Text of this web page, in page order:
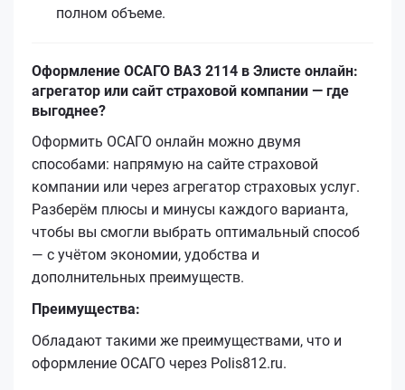
полном объеме.
Оформление ОСАГО ВАЗ 2114 в Элисте онлайн:
агрегатор или сайт страховой компании — где
выгоднее?
Оформить ОСАГО онлайн можно двумя
способами: напрямую на сайте страховой
компании или через агрегатор страховых услуг.
Разберём плюсы и минусы каждого варианта,
чтобы вы смогли выбрать оптимальный способ
— с учётом экономии, удобства и
дополнительных преимуществ.
Преимущества:
Обладают такими же преимуществами, что и
оформление ОСАГО через Polis812.ru.